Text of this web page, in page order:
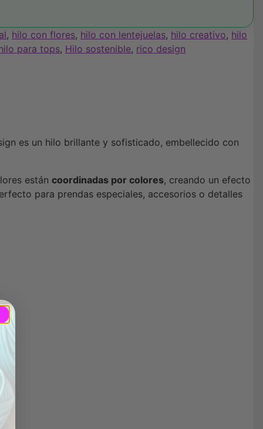
, hilo con flores, hilo con lentejuelas, hilo creativo, hilo
para tops, Hilo sostenible, rico design
es un hilo brillante y sofisticado, embellecido con
están coordinadas por colores, creando un efecto
para prendas especiales, accesorios o detalles